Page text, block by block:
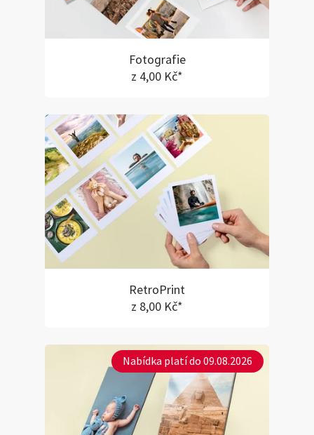
Fotografie
z 4,00 Kč*
RetroPrint
z 8,00 Kč*
Nabídka platí do 09.08.2026